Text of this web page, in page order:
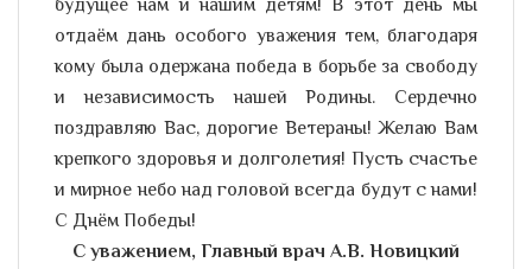
будущее нам и нашим детям! В этот день мы
отдаём дань особого уважения тем, благодаря
кому была одержана победа в борьбе за свободу
и независимость нашей Родины. Сердечно
поздравляю Вас, дорогие Ветераны! Желаю Вам
крепкого здоровья и долголетия! Пусть счастье
и мирное небо над головой всегда будут с нами!
С Днём Победы!
С уважением, Главный врач А.В. Новицкий